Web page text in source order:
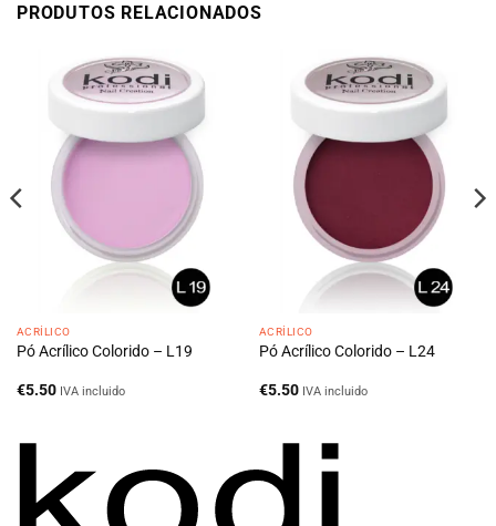
PRODUTOS RELACIONADOS
ACRÍLICO
Pó Acrílico Colorido – L19
€5.50 IVA incluido
ACRÍLICO
Pó Acrílico Colorido – L24
€5.50 IVA incluido